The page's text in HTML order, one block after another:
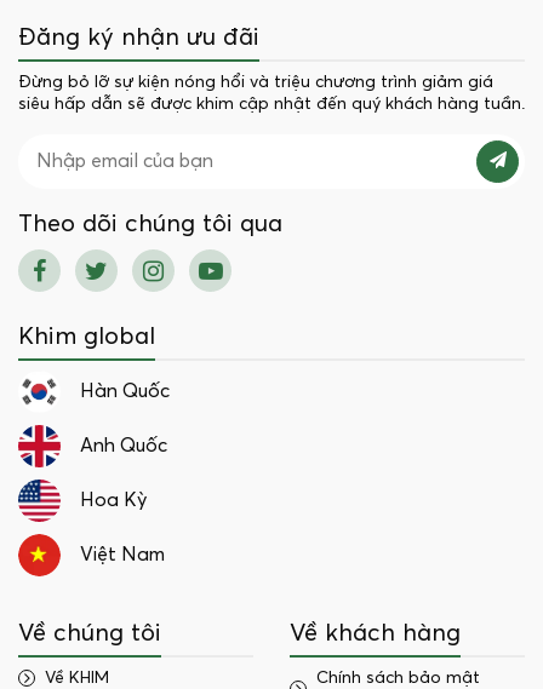
Đăng ký nhận ưu đãi
Đừng bỏ lỡ sự kiện nóng hổi và triệu chương trình giảm giá
siêu hấp dẫn sẽ được khim cập nhật đến quý khách hàng tuần.
Theo dõi chúng tôi qua
Khim global
Hàn Quốc
Anh Quốc
Hoa Kỳ
Việt Nam
Về chúng tôi
Về KHIM
Về khách hàng
Chính sách bảo mật